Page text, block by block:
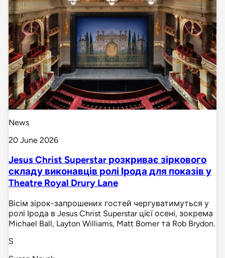
News
20 June 2026
Jesus Christ Superstar розкриває зіркового
складу виконавців ролі Ірода для показів у
Theatre Royal Drury Lane
Вісім зірок-запрошених гостей чергуватимуться у
ролі Ірода в Jesus Christ Superstar цієї осені, зокрема
Michael Ball, Layton Williams, Matt Bomer та Rob Brydon.
S